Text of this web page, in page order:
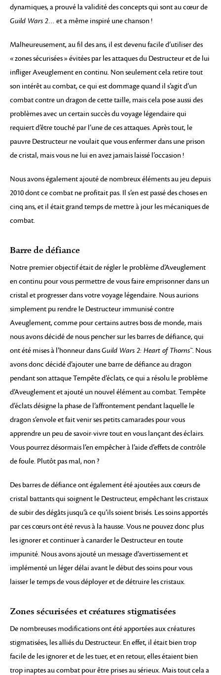
dynamiques, a prouvé la validité des concepts qui sont au cœur de
Guild Wars 2… et a même inspiré une chanson !
Malheureusement, au fil des ans, il est devenu facile d’utiliser des
« zones sécurisées » évitées par les attaques du Destructeur et de lui
infliger Aveuglement en continu. Non seulement cela retire tout
son intérêt au combat, ce qui est dommage quand il s’agit d’un
combat contre un dragon de cette taille, mais cela pose aussi des
problèmes avec un certain succès du voyage légendaire qui
requiert d’être touché par l’une de ces attaques. Après tout, le
pauvre Destructeur ne voulait que vous enfermer dans une prison
de cristal, mais vous ne lui en avez jamais laissé l’occasion !
Nous avons également ajouté de nombreux éléments au jeu depuis
2010 dont ce combat ne profitait pas. Il s’en est passé des choses en
cinq ans, et il était grand temps de mettre à jour les mécaniques de
combat.
Barre de défiance
Notre premier objectif était de régler le problème d’Aveuglement
en continu pour vous permettre de vous faire emprisonner dans un
cristal et progresser dans votre voyage légendaire. Nous aurions
simplement pu rendre le Destructeur immunisé contre
Aveuglement, comme pour certains autres boss de monde, mais
nous avons décidé de nous pencher sur les barres de défiance, qui
ont été mises à l’honneur dansGuild Wars 2: Heart of Thorns™. Nous
avons donc décidé d’ajouter une barre de défiance au dragon
pendant son attaque Tempête d’éclats, ce qui a résolu le problème
d’Aveuglement et ajouté un nouvel élément au combat. Tempête
d’éclats désigne la phase de l’affrontement pendant laquelle le
dragon s’envole et fait venir ses petits camarades pour vous
apprendre un peu de savoir-vivre tout en vous lançant des éclairs.
Vous pourrez désormais l’en empêcher à l’aide d’effets de contrôle
de foule. Plutôt pas mal, non ?
Des barres de défiance ont également été ajoutées aux cœurs de
cristal battants qui soignent le Destructeur, empêchant les cristaux
de subir des dégâts jusqu’à ce qu’ils soient brisés. Les soins apportés
par ces cœurs ont été revus à la hausse. Vous ne pouvez donc plus
les ignorer et continuer à canarder le Destructeur en toute
impunité. Nous avons ajouté un message d’avertissement et
implémenté un léger délai avant le début des soins pour vous
laisser le temps de vous déployer et de détruire les cristaux.
Zones sécurisées et créatures stigmatisées
De nombreuses modifications ont été apportées aux créatures
stigmatisées, les alliés du Destructeur. En effet, il était bien trop
facile de les ignorer et de les tuer, et en retour, elles étaient bien
trop inaptes au combat pour être prises au sérieux. Mais tout cela a